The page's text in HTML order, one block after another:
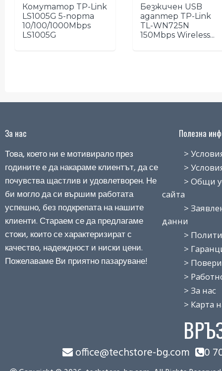
Комутатор TP-Link
LS1005G 5-порта
10/100/1000Mbps
LS1005G
Безжичен USB
адаптер TP-Link
TL-WN725N
150Mbps Wireless...
За нас
Това, което ни е мотивирало през
годините е да накараме клиентът, да се
почувства щастлив и удовлетворен. Не
би могло да си вършим работата
успешно, без подкрепата на нашите
клиенти. Стараем се да предлагаме
стоки, които се характеризират с
качество, надеждност и ниски цени.
Пожелаваме Ви приятно пазаруване!
Полезна
> Условия
> Условия
> Общи
сайта
>
данни
>
>
>
> Работно
> За нас
> Карта на
office@techstore-bg.com 0